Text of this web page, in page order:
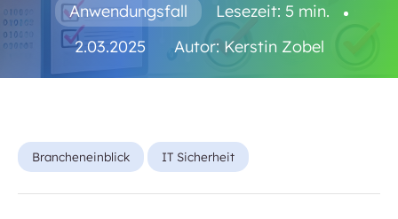
Anwendungsfall
Lesezeit: 5 min.
2.03.2025
Autor: Kerstin Zobel
Brancheneinblick IT Sicherheit